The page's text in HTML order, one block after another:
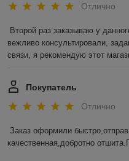
Отлично
Второй раз заказываю у
вежливо консультировали,
связи, я рекомендую этот
Покупатель
Отлично
Заказ оформили
качественная,добротно